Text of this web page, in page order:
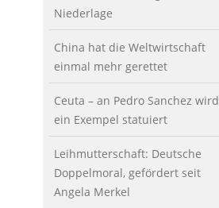
Niederlage
China hat die Weltwirtschaft
einmal mehr gerettet
Ceuta – an Pedro Sanchez wird
ein Exempel statuiert
Leihmutterschaft: Deutsche
Doppelmoral, gefördert seit
Angela Merkel